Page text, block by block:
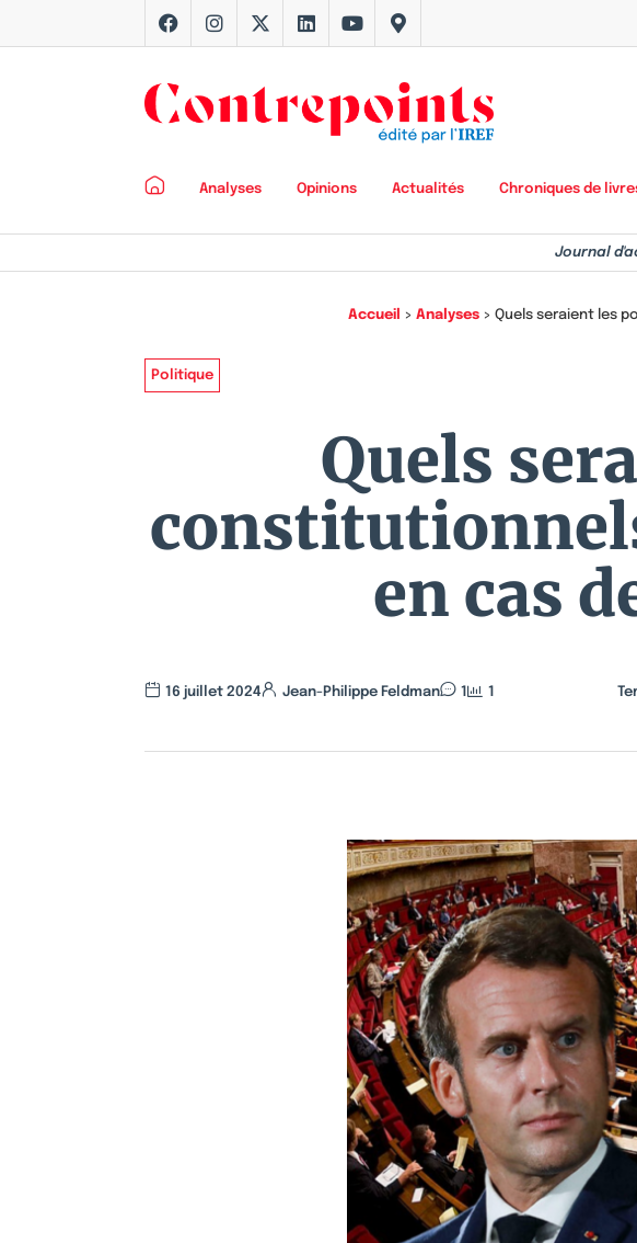
Analyses Opinions Actualités Chroniques de
Journal
Accueil > Analyses > Quels seraient les
Politique
Quels
en cas
16 juillet 2024 Jean-Philippe Feldman 1 1